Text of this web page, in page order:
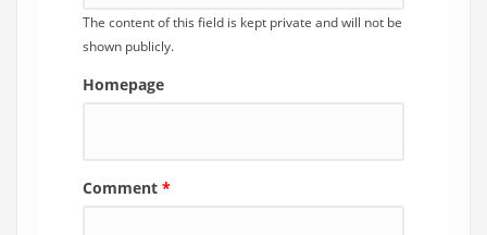
The content of this field is kept private and will not be
shown publicly.
Homepage
Comment *